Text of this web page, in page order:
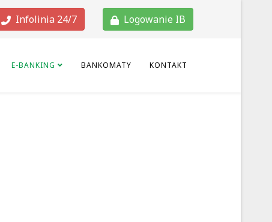
Infolinia 24/7 Logowanie IB
E-BANKING BANKOMATY KONTAKT